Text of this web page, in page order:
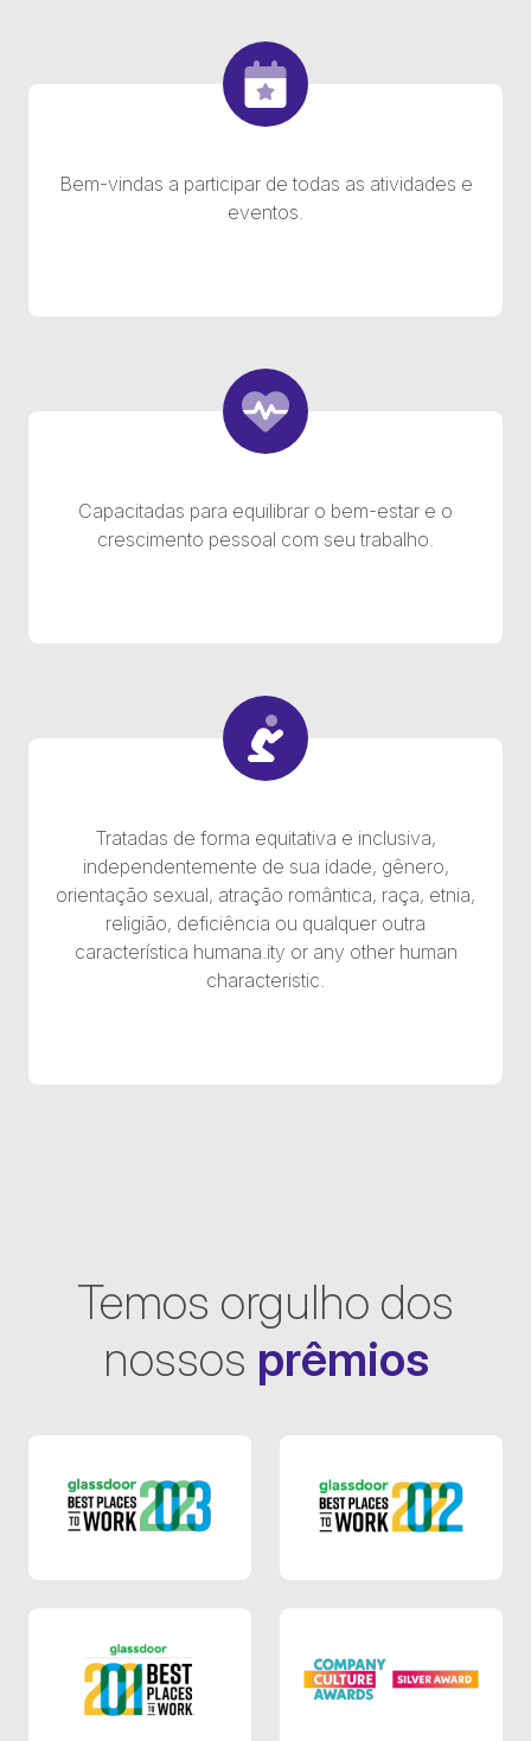
Bem-vindas a participar de todas as atividades e
eventos.
Capacitadas para equilibrar o bem-estar e o
crescimento pessoal com seu trabalho.
Tratadas de forma equitativa e inclusiva,
independentemente de sua idade, gênero,
orientação sexual, atração romântica, raça, etnia,
religião, deficiência ou qualquer outra
característica humana.ity or any other human
characteristic.
Temos orgulho dos
nossos prêmios